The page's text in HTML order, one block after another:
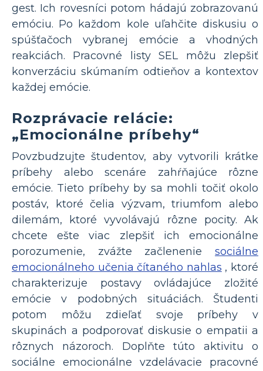
gest. Ich rovesníci potom hádajú zobrazovanú
emóciu. Po každom kole uľahčite diskusiu o
spúšťačoch vybranej emócie a vhodných
reakciách. Pracovné listy SEL môžu zlepšiť
konverzáciu skúmaním odtieňov a kontextov
každej emócie.
Rozprávacie relácie:
„Emocionálne príbehy“
Povzbudzujte študentov, aby vytvorili krátke
príbehy alebo scenáre zahŕňajúce rôzne
emócie. Tieto príbehy by sa mohli točiť okolo
postáv, ktoré čelia výzvam, triumfom alebo
dilemám, ktoré vyvolávajú rôzne pocity. Ak
chcete ešte viac zlepšiť ich emocionálne
porozumenie, zvážte začlenenie sociálne
emocionálneho učenia čítaného nahlas , ktoré
charakterizuje postavy ovládajúce zložité
emócie v podobných situáciách. Študenti
potom môžu zdieľať svoje príbehy v
skupinách a podporovať diskusie o empatii a
rôznych názoroch. Doplňte túto aktivitu o
sociálne emocionálne vzdelávacie pracovné